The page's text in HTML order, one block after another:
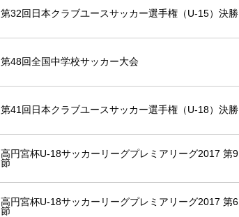
第32回日本クラブユースサッカー選手権（U-15）決勝
第48回全国中学校サッカー大会
第41回日本クラブユースサッカー選手権（U-18）決勝
高円宮杯U-18サッカーリーグプレミアリーグ2017 第9
節
高円宮杯U-18サッカーリーグプレミアリーグ2017 第6
節